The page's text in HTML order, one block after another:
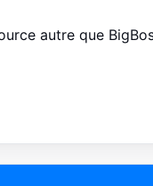
autre que